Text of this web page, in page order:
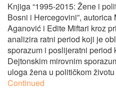
Knjiga “1995-2015: Žene i
Bosni i Hercegovini”,
Aganović i Edite Miftari kroz
analizira ratni period koji je
sporazum i poslijeratni period
Dejtonskim mirovnim
uloga žena u političkom
Continued